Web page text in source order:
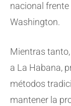
nacional
Washington.
Mientras
a La Habana,
métodos
mantener la